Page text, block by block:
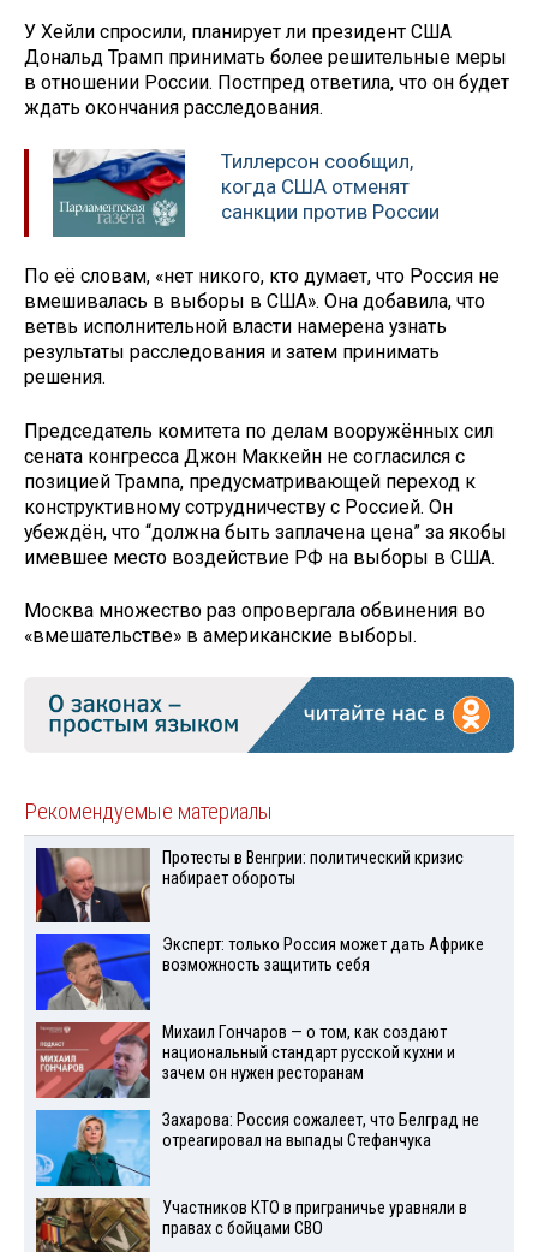
У Хейли спросили, планирует ли президент США
Дональд Трамп принимать более решительные меры
в отношении России. Постпред ответила, что он будет
ждать окончания расследования.
Тиллерсон сообщил,
когда США отменят
санкции против России
По её словам, «нет никого, кто думает, что Россия не
вмешивалась в выборы в США». Она добавила, что
ветвь исполнительной власти намерена узнать
результаты расследования и затем принимать
решения.
Председатель комитета по делам вооружённых сил
сената конгресса Джон Маккейн не согласился с
позицией Трампа, предусматривающей переход к
конструктивному сотрудничеству с Россией. Он
убеждён, что “должна быть заплачена цена” за якобы
имевшее место воздействие РФ на выборы в США.
Москва множество раз опровергала обвинения во
«вмешательстве» в американские выборы.
Рекомендуемые материалы
Протесты в Венгрии: политический кризис
набирает обороты
Эксперт: только Россия может дать Африке
возможность защитить себя
Михаил Гончаров — о том, как создают
национальный стандарт русской кухни и
зачем он нужен ресторанам
Захарова: Россия сожалеет, что Белград не
отреагировал на выпады Стефанчука
Участников КТО в приграничье уравняли в
правах с бойцами СВО